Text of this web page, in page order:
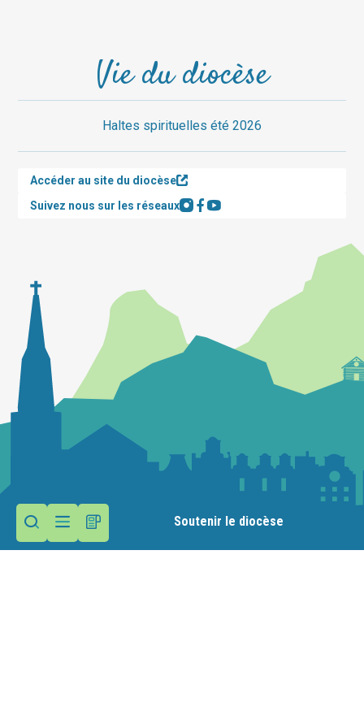
Soutenir le diocèse
Vie du diocèse
Haltes spirituelles été 2026
Accéder au site du diocèse
Suivez nous sur les réseaux